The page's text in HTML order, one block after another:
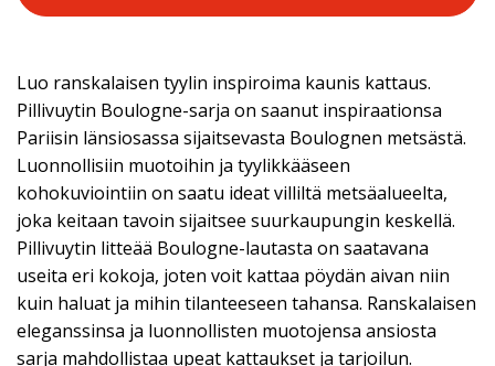
Luo ranskalaisen tyylin inspiroima kaunis kattaus.
Pillivuytin Boulogne-sarja on saanut inspiraationsa
Pariisin länsiosassa sijaitsevasta Boulognen metsästä.
Luonnollisiin muotoihin ja tyylikkääseen
kohokuviointiin on saatu ideat villiltä metsäalueelta,
joka keitaan tavoin sijaitsee suurkaupungin keskellä.
Pillivuytin litteää Boulogne-lautasta on saatavana
useita eri kokoja, joten voit kattaa pöydän aivan niin
kuin haluat ja mihin tilanteeseen tahansa. Ranskalaisen
eleganssinsa ja luonnollisten muotojensa ansiosta
sarja mahdollistaa upeat kattaukset ja tarjoilun.